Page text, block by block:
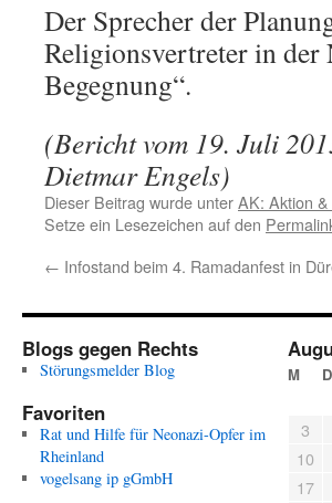
Der Sprecher der
Religionsvertreter in der
Begegnung“.
(Bericht vom 19. Juli
Dietmar Engels)
Dieser Beitrag wurde unterAK: Aktion
Setze ein Lesezeichen auf den
← Infostand beim 4. Ramadanfest in
Blogs gegen Rechts
Störungsmelder Blog
Favoriten
Rat und Hilfe für Neonazi-Opfer im
Rheinland
vogelsang ip gGmbH
M D
3
10
17